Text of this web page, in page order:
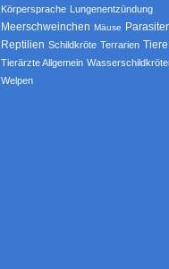
Körpersprache Lungenentzündung
Meerschweinchen Mäuse
Reptilien Schildkröte Terrarien Tiere
Tierärzte Allgemein
Welpen